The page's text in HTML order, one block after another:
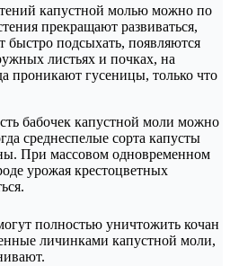
капустной молью можно по
прекращают развиваться,
быстро подсыхать, появляются
листьях и почках, на
проникают гусеницы, только что
бабочек капустной моли можно
среднеспелые сорта капусты
При массовом одновременном
урожая крестоцветных
полностью уничтожить кочан
личинками капустной моли,